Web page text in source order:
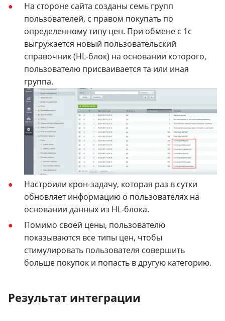
На стороне сайта созданы семь групп
пользователей, с правом покупать по
определенному типу цен. При обмене с 1с
выгружается новый пользовательский
справочник (HL-блок) на основании которого,
пользователю присваивается та или иная
группа.
Настроили крон-задачу, которая раз в сутки
обновляет информацию о пользователях на
основании данных из HL-блока.
Помимо своей цены, пользователю
показываются все типы цен, чтобы
стимулировать пользователя совершить
больше покупок и попасть в другую категорию.
Результат интеграции